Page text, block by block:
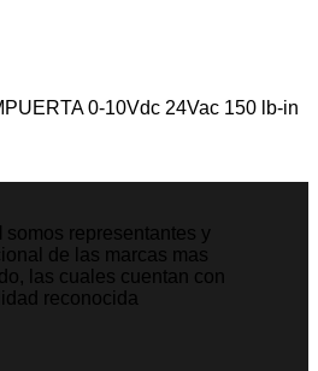
0-10Vdc 24Vac 150 lb-in
somos representantes y
de las marcas mas
las cuales cuentan con
reconocida